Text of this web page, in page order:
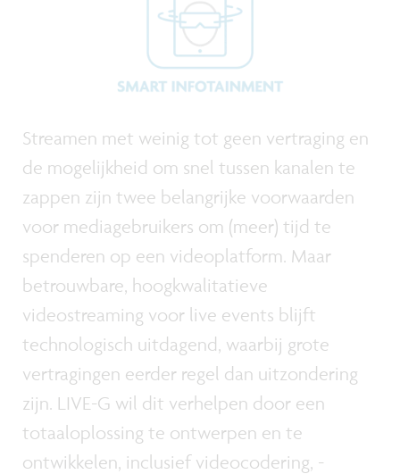
Streamen met weinig tot geen vertraging en
de mogelijkheid om snel tussen kanalen te
zappen zijn twee belangrijke voorwaarden
voor mediagebruikers om (meer) tijd te
spenderen op een videoplatform. Maar
betrouwbare, hoogkwalitatieve
videostreaming voor live events blijft
technologisch uitdagend, waarbij grote
vertragingen eerder regel dan uitzondering
zijn. LIVE-G wil dit verhelpen door een
totaaloplossing te ontwerpen en te
ontwikkelen, inclusief videocodering, -